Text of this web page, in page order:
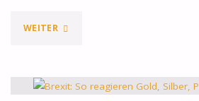
WEITER"MASSIVE
AUS